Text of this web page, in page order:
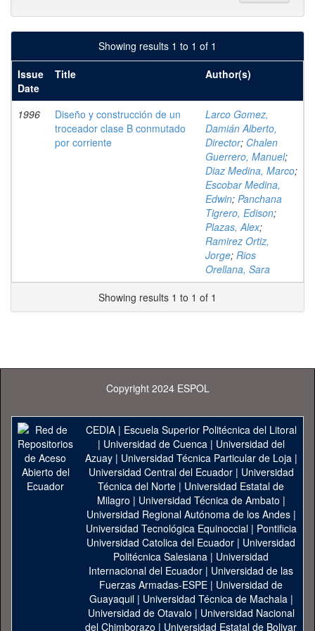
Showing results 1 to 1 of 1
Issue
Date
Title Author(s)
1996
Diseño y construcción de un
troceador clase B conmutado
por corriente
Larco Gomez,
Damián Alberto,
Director; Chalen
Guerrero, Manuel;
Diaz Medina, Marco;
Escobar Medina,
Edwin; Panchana
Tigrero, Edison;
Plazas, Alex;
Ramirez Ortiz,
Jorge; Rios
Orellana, Sara
Showing results 1 to 1 of 1
Copyright 2024 ESPOL
CEDIA| Escuela Superior Politécnica del Litoral
| Universidad de Cuenca| Universidad del
Azuay| Universidad Técnica Particular de Loja|
Universidad Central del Ecuador| Universidad
Técnica del Norte | Universidad Estatal de
Milagro | Universidad Técnica de Ambato |
Universidad Regional Autónoma de los Andes|
Universidad Tecnológica Equinoccial| Pontificia
Universidad Catolica del Ecuador | Universidad
Politécnica Salesiana | Universidad
Internacional del Ecuador | Universidad de las
Fuerzas Armadas-ESPE | Universidad de
Guayaquil| Universidad Técnica de Machala|
Universidad de Otavalo | Universidad Nacional
del Chimborazo | Universidad Estatal de Bolivar